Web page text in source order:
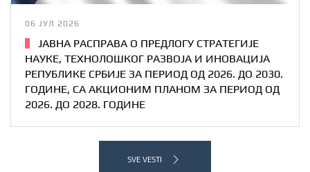
06 ЈУЛ 2026
ЈАВНА РАСПРАВА О ПРЕДЛОГУ СТРАТЕГИЈE
НАУКЕ, ТЕХНОЛОШКОГ РАЗВОЈА И ИНОВАЦИЈА
РЕПУБЛИКЕ СРБИЈЕ ЗА ПЕРИОД ОД 2026. ДО 2030.
ГОДИНЕ, СА АКЦИОНИМ ПЛАНОМ ЗА ПЕРИОД ОД
2026. ДО 2028. ГОДИНЕ
SVE VESTI